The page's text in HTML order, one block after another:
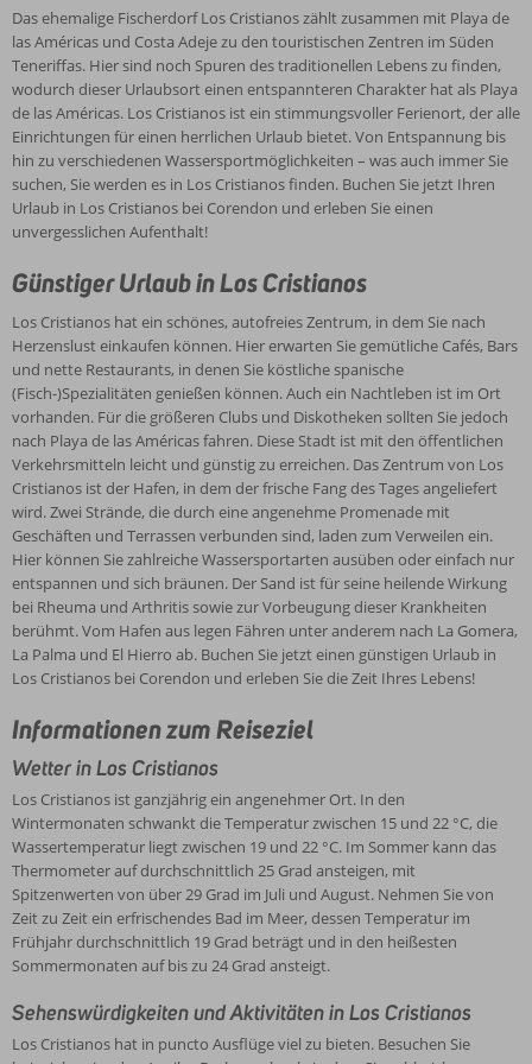
Das ehemalige Fischerdorf Los Cristianos zählt zusammen mit Playa de
las Américas und Costa Adeje zu den touristischen Zentren im Süden
Teneriffas. Hier sind noch Spuren des traditionellen Lebens zu finden,
wodurch dieser Urlaubsort einen entspannteren Charakter hat als Playa
de las Américas. Los Cristianos ist ein stimmungsvoller Ferienort, der alle
Einrichtungen für einen herrlichen Urlaub bietet. Von Entspannung bis
hin zu verschiedenen Wassersportmöglichkeiten – was auch immer Sie
suchen, Sie werden es in Los Cristianos finden. Buchen Sie jetzt Ihren
Urlaub in Los Cristianos bei Corendon und erleben Sie einen
unvergesslichen Aufenthalt!
Günstiger Urlaub in Los Cristianos
Los Cristianos hat ein schönes, autofreies Zentrum, in dem Sie nach
Herzenslust einkaufen können. Hier erwarten Sie gemütliche Cafés, Bars
und nette Restaurants, in denen Sie köstliche spanische
(Fisch-)Spezialitäten genießen können. Auch ein Nachtleben ist im Ort
vorhanden. Für die größeren Clubs und Diskotheken sollten Sie jedoch
nach Playa de las Américas fahren. Diese Stadt ist mit den öffentlichen
Verkehrsmitteln leicht und günstig zu erreichen. Das Zentrum von Los
Cristianos ist der Hafen, in dem der frische Fang des Tages angeliefert
wird. Zwei Strände, die durch eine angenehme Promenade mit
Geschäften und Terrassen verbunden sind, laden zum Verweilen ein.
Hier können Sie zahlreiche Wassersportarten ausüben oder einfach nur
entspannen und sich bräunen. Der Sand ist für seine heilende Wirkung
bei Rheuma und Arthritis sowie zur Vorbeugung dieser Krankheiten
berühmt. Vom Hafen aus legen Fähren unter anderem nach La Gomera,
La Palma und El Hierro ab. Buchen Sie jetzt einen günstigen Urlaub in
Los Cristianos bei Corendon und erleben Sie die Zeit Ihres Lebens!
Informationen zum Reiseziel
Wetter in Los Cristianos
Los Cristianos ist ganzjährig ein angenehmer Ort. In den
Wintermonaten schwankt die Temperatur zwischen 15 und 22 °C, die
Wassertemperatur liegt zwischen 19 und 22 °C. Im Sommer kann das
Thermometer auf durchschnittlich 25 Grad ansteigen, mit
Spitzenwerten von über 29 Grad im Juli und August. Nehmen Sie von
Zeit zu Zeit ein erfrischendes Bad im Meer, dessen Temperatur im
Frühjahr durchschnittlich 19 Grad beträgt und in den heißesten
Sommermonaten auf bis zu 24 Grad ansteigt.
Sehenswürdigkeiten und Aktivitäten in Los Cristianos
Los Cristianos hat in puncto Ausflüge viel zu bieten. Besuchen Sie